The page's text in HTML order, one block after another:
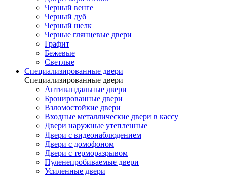
Черный венге
Черный дуб
Черный шелк
Черные глянцевые двери
Графит
Бежевые
Светлые
Специализированные двери
Специализированные двери
Антивандальные двери
Бронированные двери
Взломостойкие двери
Входные металлические двери в кассу
Двери наружные утепленные
Двери с видеонаблюдением
Двери с домофоном
Двери с терморазрывом
Пуленепробиваемые двери
Усиленные двери